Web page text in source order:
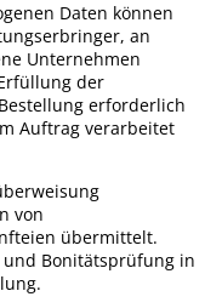
Daten können
an
Unternehmen
der
erforderlich
Auftrag verarbeitet
von
übermittelt.
Bonitätsprüfung in